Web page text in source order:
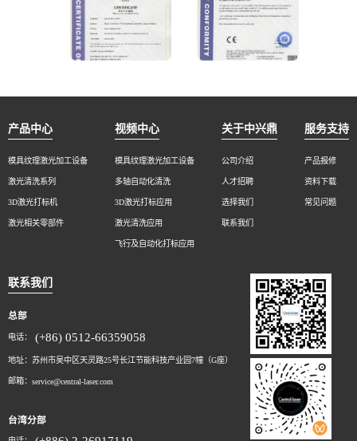
产品中心
模具纹理激光加工设备
激光清洗系列
3D激光打标机
激光相关零部件
视频中心
模具纹理激光加工设备
多轴自动化清洗
3D激光打标应用
激光清洗应用
飞行及自动化打标应用
关于中兴鼎
公司介绍
人才招聘
选择我们
联系我们
服务支持
产品报修
资料下载
常见问题
联系我们
总部
电话： (+86) 0512-66359058
地址：苏州市吴中区天灵路25号长江节能科技产业园7幢（G座）
邮箱： service@central-laser.com
台湾分部